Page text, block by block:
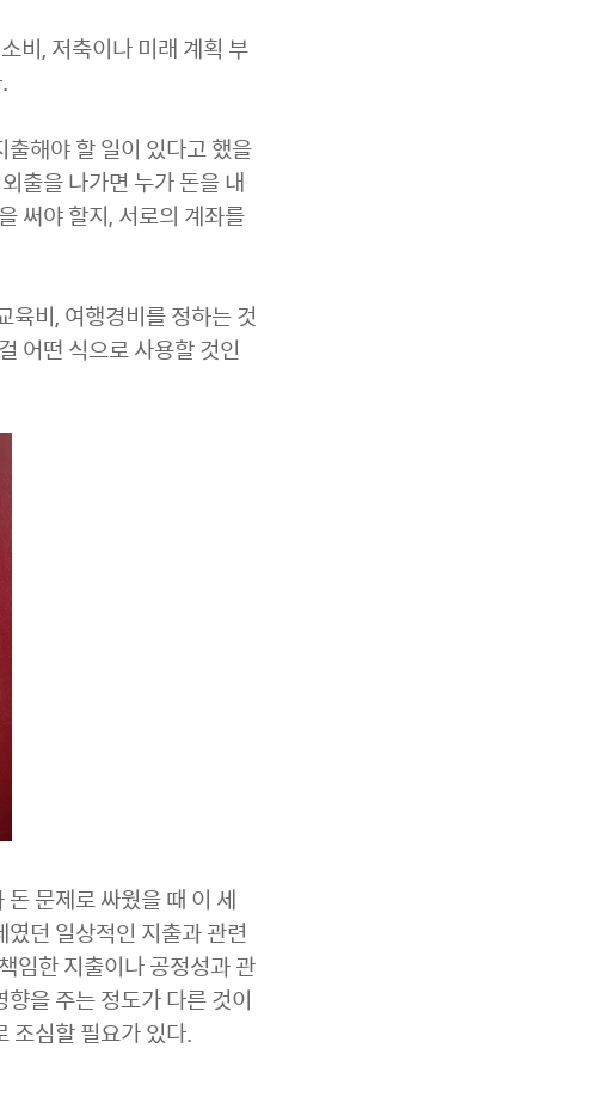
비, 저축이나 미래 계획 부
해야 할 일이 있다고 했을
출을 나가면 누가 돈을 내
써야 할지, 서로의 계좌를
육비, 여행경비를 정하는 것
어떤 식으로 사용할 것인
문제로 싸웠을 때 이 세
던 일상적인 지출과 관련
임한 지출이나 공정성과 관
을 주는 정도가 다른 것이
조심할 필요가 있다.